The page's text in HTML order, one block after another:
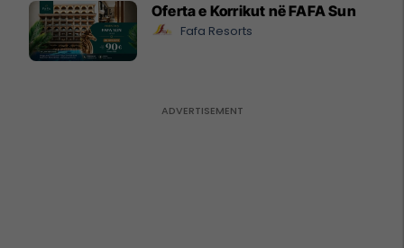
Oferta e Korrikut në FAFA Sun
Fafa Resorts